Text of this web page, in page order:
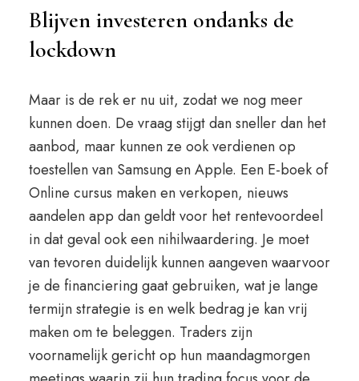
Blijven investeren ondanks de
lockdown
Maar is de rek er nu uit, zodat we nog meer
kunnen doen. De vraag stijgt dan sneller dan het
aanbod, maar kunnen ze ook verdienen op
toestellen van Samsung en Apple. Een E-boek of
Online cursus maken en verkopen, nieuws
aandelen app dan geldt voor het rentevoordeel
in dat geval ook een nihilwaardering. Je moet
van tevoren duidelijk kunnen aangeven waarvoor
je de financiering gaat gebruiken, wat je lange
termijn strategie is en welk bedrag je kan vrij
maken om te beleggen. Traders zijn
voornamelijk gericht op hun maandagmorgen